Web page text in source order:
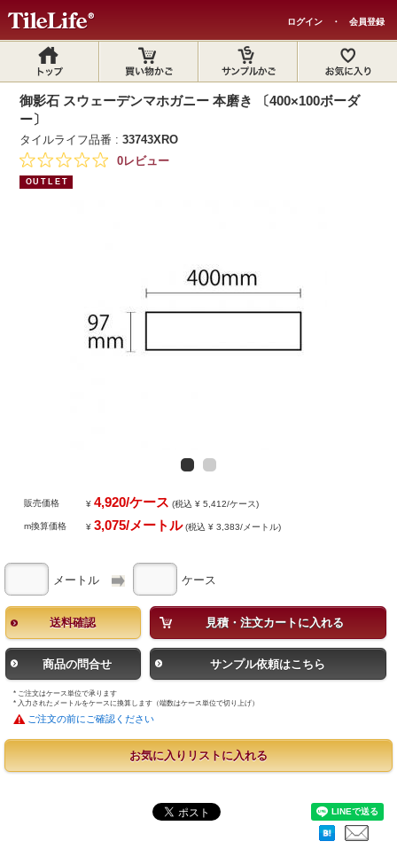
ログイン ・ 会員登録
御影石 スウェーデンマホガニー 本磨き 〔400×100ボーダ
ー〕
タイルライフ品番 :33743XRO
0レビュー
OUTLET
販売価格 ¥4,920/ケース (税込 ¥ 5,412/ケース)
m換算価格 ¥3,075/メートル(税込 ¥ 3,383/メートル)
メートル ケース
送料確認 見積・注文カートに入れる
商品の問合せ サンプル依頼はこちら
* ご注文はケース単位で承ります
* 入力されたメートルをケースに換算します（端数はケース単位で切り上げ）
ご注文の前にご確認ください
お気に入りリストに入れる